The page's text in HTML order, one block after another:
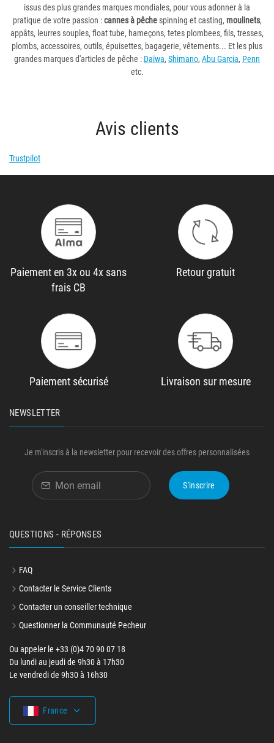
issus des plus grandes marques mondiales, pour vous adonner à la
pratique de votre passion :cannes à pêchespinning et casting, moulinets,
appâts, leurres souples, float tube, hameçons, tetes plombees, fils, tresses,
plombs, accessoires, outils, épuisettes, bagagerie, vêtements... Et les plus
grandes marques d'articles de pêche : Daïwa, Shimano, Abu Garcia, Penn
etc.
Avis clients
Trustpilot
Paiement en 3x ou 4x sans
frais CB
Retour gratuit
Paiement sécurisé Livraison sur mesure
NEWSLETTER
Je m'inscris à la newsletter pour recevoir des offres personnalisées
S'inscrire
QUESTIONS - RÉPONSES
FAQ
Contacter le Service Clients
Contacter un conseiller technique
Questionner la Communauté Pecheur
Ou appeler le +33 (0)4 70 90 07 18
Du lundi au jeudi de 9h30 à 17h30
Le vendredi de 9h30 à 16h30
France